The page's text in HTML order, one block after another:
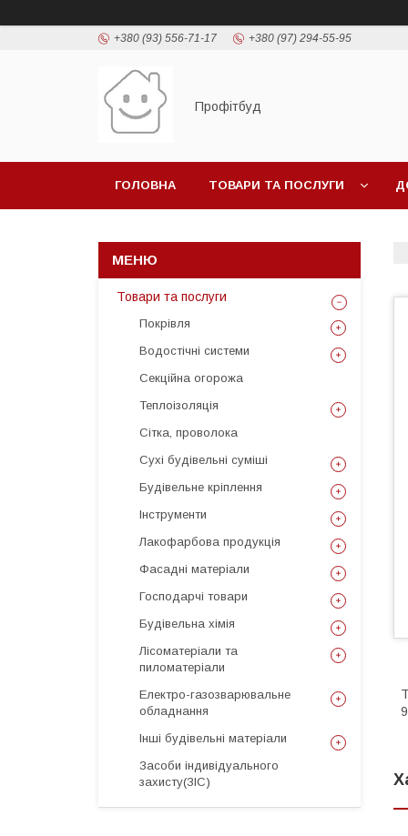
+380 (93) 556-71-17 +380 (97) 294-55-95
Профітбуд
ГОЛОВНА ТОВАРИ ТА ПОСЛУГИ
Товари та послуги
Покрівля
Водостічні системи
Секційна огорожа
Теплоізоляція
Сітка, проволока
Сухі будівельні суміші
Будівельне кріплення
Інструменти
Лакофарбова продукція
Фасадні матеріали
Господарчі товари
Будівельна хімія
Лісоматеріали та
пиломатеріали
Електро-газозварювальне
обладнання
Інші будівельні матеріали
Засоби індивідуального
захисту(ЗІС)